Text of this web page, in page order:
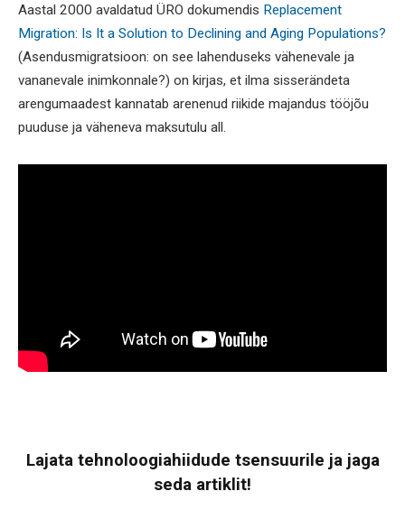
Aastal 2000 avaldatud ÜRO dokumendis Replacement
Migration: Is It a Solution to Declining and Aging Populations?
(Asendusmigratsioon: on see lahenduseks vähenevale ja
vananevale inimkonnale?) on kirjas, et ilma sisserändeta
arengumaadest kannatab arenenud riikide majandus tööjõu
puuduse ja väheneva maksutulu all.
Lajata tehnoloogiahiidude tsensuurile ja jaga
seda artiklit!